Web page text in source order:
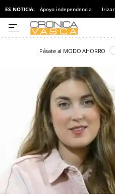
ES NOTICIA: Apoyo independencia Irizar
Pásate al MODO AHORRO